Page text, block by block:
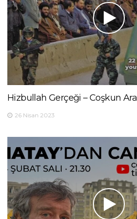
Hizbullah Gerçeği – Coşkun
26 Nisan 2023